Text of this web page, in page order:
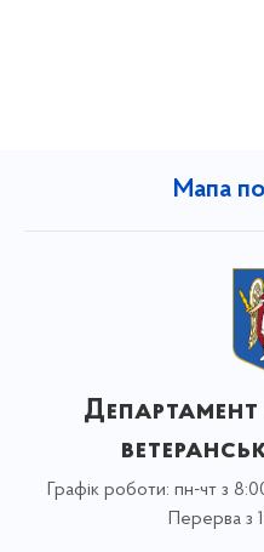
Мапа
Графік роботи: пн-чт з
Перерва з